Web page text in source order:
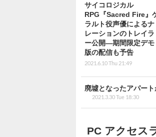
サイコロジカル
RPG『Sacred Fire』
ラルト役声優によるナ
レーションのトレイラ
ー公開―期間限定デモ
版の配信も予告
2021.6.10 Thu 21:49
廃墟となったアパー
2021.3.30 Tue 18:30
PC アクセス